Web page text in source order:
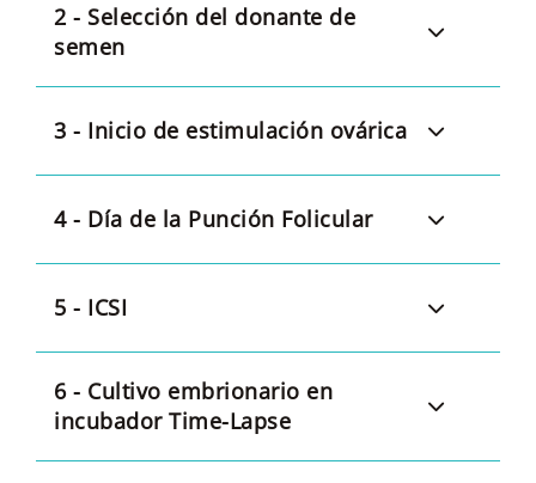
2 - Selección del donante de
semen
3 - Inicio de estimulación ovárica
4 - Día de la Punción Folicular
5 - ICSI
6 - Cultivo embrionario en
incubador Time-Lapse